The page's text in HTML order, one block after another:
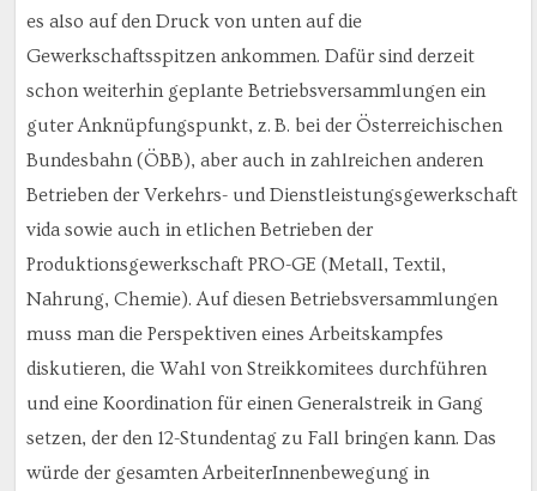
es also auf den Druck von unten auf die
Gewerkschaftsspitzen ankommen. Dafür sind derzeit
schon weiterhin geplante Betriebsversammlungen ein
guter Anknüpfungspunkt, z. B. bei der Österreichischen
Bundesbahn (ÖBB), aber auch in zahlreichen anderen
Betrieben der Verkehrs- und Dienstleistungsgewerkschaft
vida sowie auch in etlichen Betrieben der
Produktionsgewerkschaft PRO-GE (Metall, Textil,
Nahrung, Chemie). Auf diesen Betriebsversammlungen
muss man die Perspektiven eines Arbeitskampfes
diskutieren, die Wahl von Streikkomitees durchführen
und eine Koordination für einen Generalstreik in Gang
setzen, der den 12-Stundentag zu Fall bringen kann. Das
würde der gesamten ArbeiterInnenbewegung in